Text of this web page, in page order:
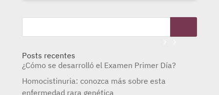
Posts recentes
¿Cómo se desarrolló el Examen Primer Día?
Homocistinuria: conozca más sobre esta
enfermedad rara genética